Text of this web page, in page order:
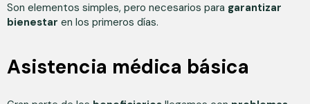
Son elementos simples, pero necesarios para garantizar
bienestar en los primeros días.
Asistencia médica básica